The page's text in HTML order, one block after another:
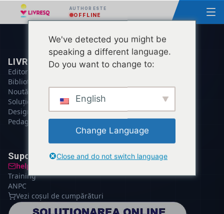
AUTHOR ESTE
OFFLINE
LIVRESQ
Editor
Bibliotecă
Noutăți
Soluție PNRR
Designer Instrucțional
Pedagogie Digitală
Suport clienți
help@livresq.com
Training
ANPC
Vezi coșul de cumpărături
We've detected you might be
speaking a different language.
Do you want to change to:
English
Change Language
Close and do not switch language